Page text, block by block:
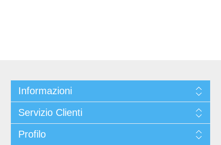
Informazioni
Servizio Clienti
Profilo